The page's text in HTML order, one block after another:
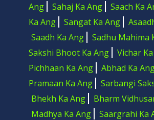
Ang
Sahaj Ka Ang Saach Ka
Ka Ang
Sangat Ka Ang
Saadh Ka Ang
Sadhu Mahima
Sakshi Bhoot Ka Ang
Vichar
Pichhaan Ka Ang
Abhad Ka
Pramaan Ka Ang
Sarbangi
Bhekh Ka Ang
Bharm
Madhya Ka Ang
Saargrahi Ka